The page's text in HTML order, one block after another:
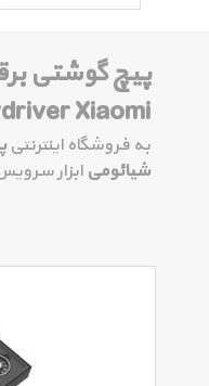
پیچ گوشتی
Xiaomi
به فروشگاه اینترنتی
شیائومی ابزار